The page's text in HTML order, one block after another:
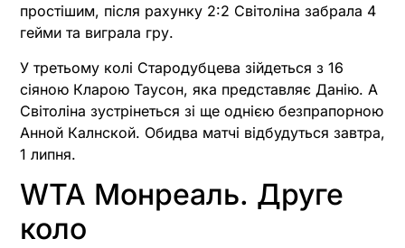
простішим, після рахунку 2:2 Світоліна забрала 4
гейми та виграла гру.
У третьому колі Стародубцева зійдеться з 16
сіяною Кларою Таусон, яка представляє Данію. А
Світоліна зустрінеться зі ще однією безпрапорною
Анной Калнской. Обидва матчі відбудуться завтра,
1 липня.
WTA Монреаль. Друге
коло